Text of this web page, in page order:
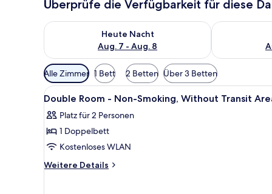
Überprüfe die Verfügbarkeit für diese
Heute Nacht
Aug. 7 - Aug. 8
Überprüfe die Verfügbarkeit für heute Nacht, Aug. 7
Überprüfe
Verfügbare
Filter
für
Alle Zimmer 1 Bett 2 Betten Über 3 Betten
Alle
Fotos
für
Double
Room
-
Ein Hotelzimmer mit einem
7
Double Room - Non-Smoking, Without Transit
Platz für 2 Personen
1 Doppelbett
Kostenloses WLAN
Weitere Details
Weitere